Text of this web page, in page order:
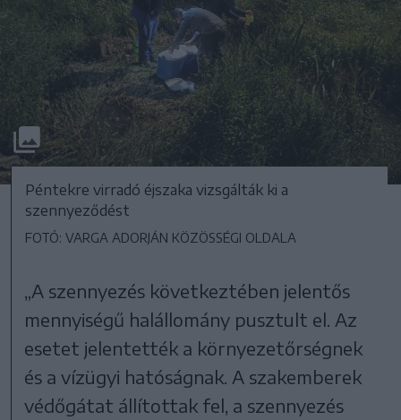
Péntekre virradó éjszaka vizsgálták ki a
szennyeződést
FOTÓ: VARGA ADORJÁN KÖZÖSSÉGI OLDALA
„A szennyezés következtében jelentős
mennyiségű halállomány pusztult el. Az
esetet jelentették a környezetőrségnek
és a vízügyi hatóságnak. A szakemberek
védőgátat állítottak fel, a szennyezés